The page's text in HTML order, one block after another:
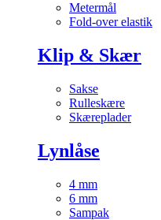
Metermål
Fold-over elastik
Klip & Skær
Sakse
Rulleskære
Skæreplader
Lynlåse
4 mm
6 mm
Sampak